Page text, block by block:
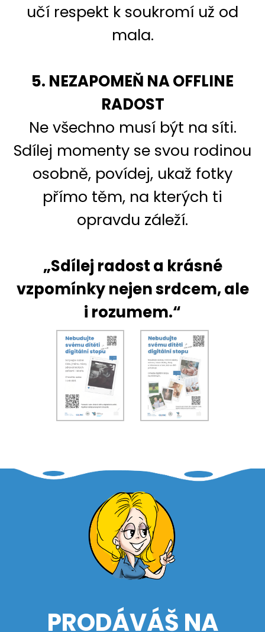
učí respekt k soukromí už od
mala.
5. NEZAPOMEŇ NA OFFLINE
RADOST
Ne všechno musí být na síti.
Sdílej momenty se svou rodinou
osobně, povídej, ukaž fotky
přímo těm, na kterých ti
opravdu záleží.
„Sdílej radost a krásné
vzpomínky nejen srdcem, ale
i rozumem.“
PRODÁVÁŠ NA